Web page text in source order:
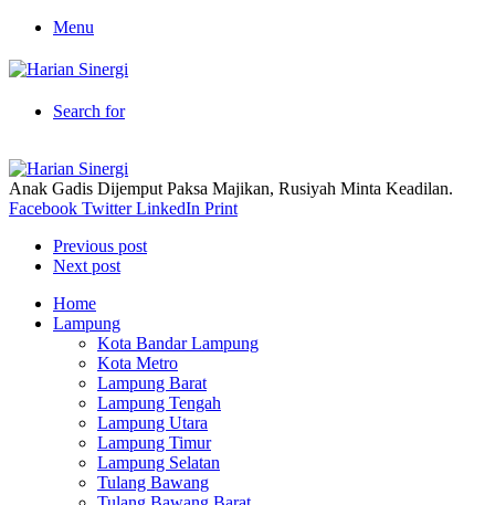
Menu
Search for
Anak Gadis Dijemput Paksa Majikan, Rusiyah Minta Keadilan.
Facebook Twitter LinkedIn Print
Previous post
Next post
Home
Lampung
Kota Bandar Lampung
Kota Metro
Lampung Barat
Lampung Tengah
Lampung Utara
Lampung Timur
Lampung Selatan
Tulang Bawang